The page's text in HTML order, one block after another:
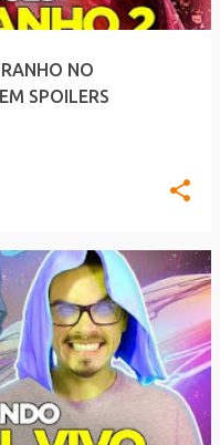
NO
SPOILERS